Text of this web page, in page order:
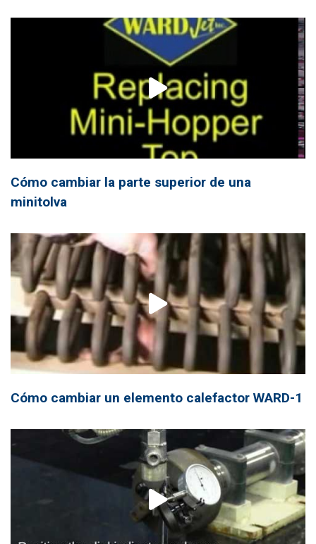
Cómo cambiar la parte superior de una
minitolva
Cómo cambiar un elemento calefactor WARD-1